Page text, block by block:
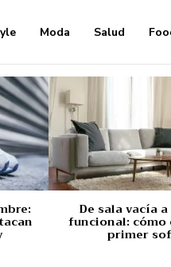
Moda Salud
De sala vacía
funcional: cómo
primer